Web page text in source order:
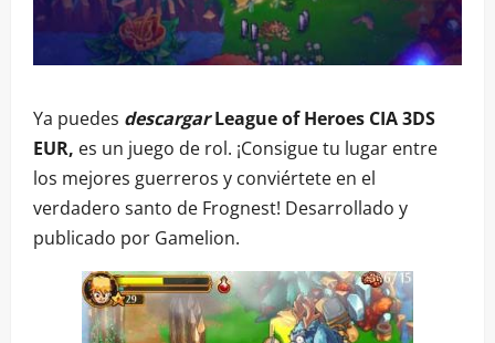
Ya puedes descargarLeague of Heroes CIA 3DS
EUR, es un juego de rol. ¡Consigue tu lugar entre
los mejores guerreros y conviértete en el
verdadero santo de Frognest! Desarrollado y
publicado por Gamelion.